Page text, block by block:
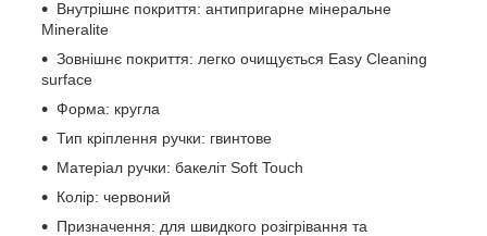
Внутрішнє покриття: антипригарне мінеральне
Mineralite
Зовнішнє покриття: легко очищується Easy Cleaning
surface
Форма: кругла
Тип кріплення ручки: гвинтове
Матеріал ручки: бакеліт Soft Touch
Колір: червоний
Призначення: для швидкого розігрівання та